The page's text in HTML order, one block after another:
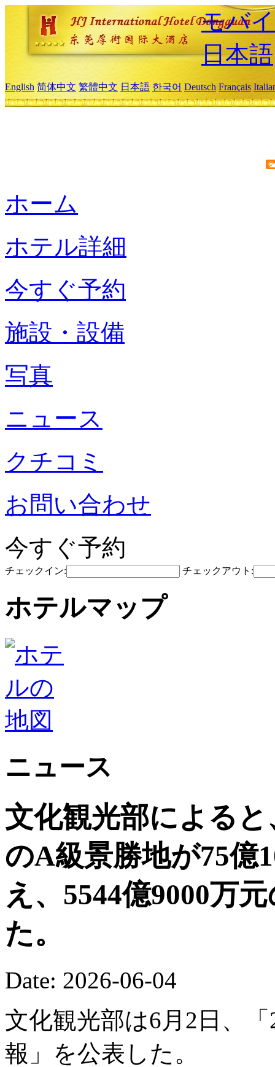
モバ
日本語
English 简体中文 繁體中文 日本語 한국어 Deutsch Français
ホーム
ホテル詳細
今すぐ予約
施設・設備
写真
ニュース
クチコミ
お問い合わせ
今すぐ予約
チェックイン: チェックアウト:
ホテルマップ
ニュース
文化観光部によると
のA級景勝地が75億
え、5544億9000万
た。
Date: 2026-06-04
文化観光部は6月2日、
報」を公表した。